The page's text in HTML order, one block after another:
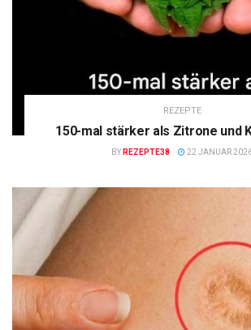
REZEPTE
150-mal stärker als Zitrone und
BY REZEPTE38 22 JANUAR